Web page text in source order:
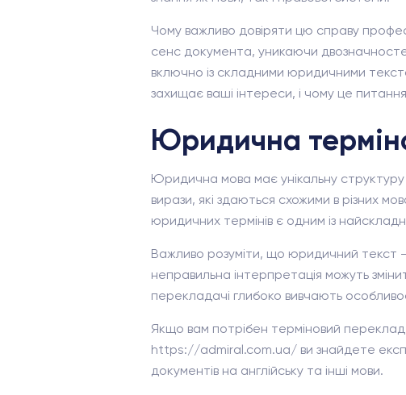
Чому важливо довіряти цю справу
сенс документа, уникаючи
включно із складними юридичними
захищає ваші інтереси, і чому це
Юридична
Юридична мова має унікальну структуру
вирази, які здаються схожими в різних
юридичних термінів є одним із
Важливо розуміти, що юридичний текст
неправильна інтерпретація можуть
перекладачі глибоко вивчають
Якщо вам потрібен терміновий
https://admiral.com.ua/ ви знайдете
документів на англійську та інші мови.